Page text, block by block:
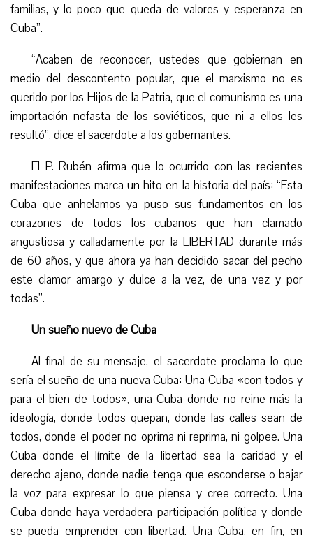
familias, y lo poco que queda de valores y esperanza en
Cuba”.
“Acaben de reconocer, ustedes que gobiernan en
medio del descontento popular, que el marxismo no es
querido por los Hijos de la Patria, que el comunismo es una
importación nefasta de los soviéticos, que ni a ellos les
resultó”, dice el sacerdote a los gobernantes.
El P. Rubén afirma que lo ocurrido con las recientes
manifestaciones marca un hito en la historia del país: “Esta
Cuba que anhelamos ya puso sus fundamentos en los
corazones de todos los cubanos que han clamado
angustiosa y calladamente por la LIBERTAD durante más
de 60 años, y que ahora ya han decidido sacar del pecho
este clamor amargo y dulce a la vez, de una vez y por
todas”.
Un sueño nuevo de Cuba
Al final de su mensaje, el sacerdote proclama lo que
sería el sueño de una nueva Cuba: Una Cuba «con todos y
para el bien de todos», una Cuba donde no reine más la
ideología, donde todos quepan, donde las calles sean de
todos, donde el poder no oprima ni reprima, ni golpee. Una
Cuba donde el límite de la libertad sea la caridad y el
derecho ajeno, donde nadie tenga que esconderse o bajar
la voz para expresar lo que piensa y cree correcto. Una
Cuba donde haya verdadera participación política y donde
se pueda emprender con libertad. Una Cuba, en fin, en